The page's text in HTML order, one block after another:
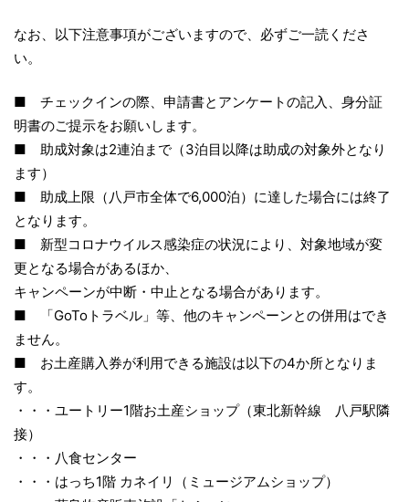
なお、以下注意事項がございますので、必ずご一読くださ
い。
■ チェックインの際、申請書とアンケートの記入、身分証
明書のご提示をお願いします。
■ 助成対象は2連泊まで（3泊目以降は助成の対象外となり
ます）
■ 助成上限（八戸市全体で6,000泊）に達した場合には終了
となります。
■ 新型コロナウイルス感染症の状況により、対象地域が変
更となる場合があるほか、
キャンペーンが中断・中止となる場合があります。
■ 「GoToトラベル」等、他のキャンペーンとの併用はでき
ません。
■ お土産購入券が利用できる施設は以下の4か所となりま
す。
・・・ユートリー1階お土産ショップ（東北新幹線 八戸駅隣
接）
・・・八食センター
・・・はっち1階 カネイリ（ミュージアムショップ）